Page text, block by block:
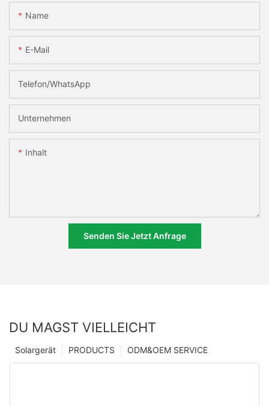
Name
E-Mail
Telefon/WhatsApp
Unternehmen
Inhalt
Senden Sie Jetzt Anfrage
DU MAGST VIELLEICHT
ODM&OEM SERVICE
PRODUCTS
Solargerät